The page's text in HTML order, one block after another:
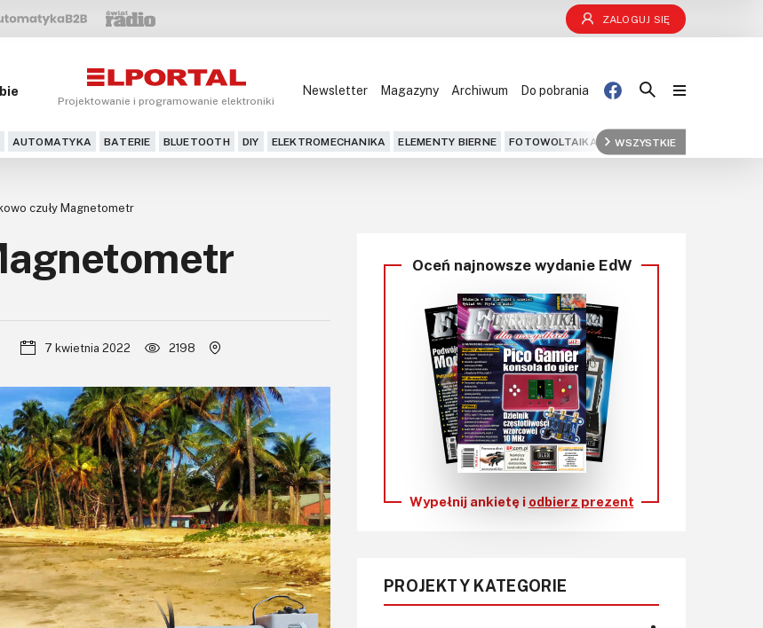
ZALOGUJ SIĘ
Projektowanie i programowanie elektroniki
Newsletter Magazyny Archiwum Do pobrania
AUTOMATYKA BATERIE BLUETOOTH DIY ELEKTROMECHANIKA ELEMENTY BIERNE FOTOWOLTAIKA FPGA GPS
WSZYSTKIE
Blog
DIY+
Czytelnia
Dla Ciebie
KITy AVT
Kontakt
Do pobrania
czuły Magnetometr
7 kwietnia 2022 2198
Oceń najnowsze wydanie EdW
Wypełnij ankietę i odbierz prezent
PROJEKTY KATEGORIE